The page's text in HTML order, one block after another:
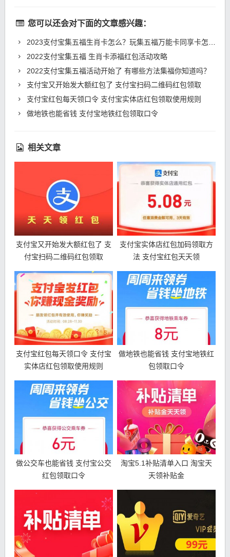
您可以还会对下面的文章感兴趣：
2023支付宝集五福生肖卡怎么？玩集五福万能卡同享卡怎么获得？
2022支付宝集五福 生肖卡添福红包活动攻略
2022支付宝集五福活动开始了 有哪些方法集福你知道吗？
支付宝又开始发大额红包了 支付宝扫码二维码红包领取
支付宝红包每天领口令 支付宝实体店红包领取使用规则
做地铁也能省钱 支付宝地铁红包领取口令
相关文章
支付宝又开始发大额红包了 支
付宝扫码二维码红包领取
支付宝实体店红包加码领取方
法 支付宝红包天天领
支付宝红包每天领口令 支付宝
实体店红包领取使用规则
做地铁也能省钱 支付宝地铁红
包领取口令
做公交车也能省钱 支付宝公交
红包领取口令
淘宝5.1补贴清单入口 淘宝天
天领补贴金